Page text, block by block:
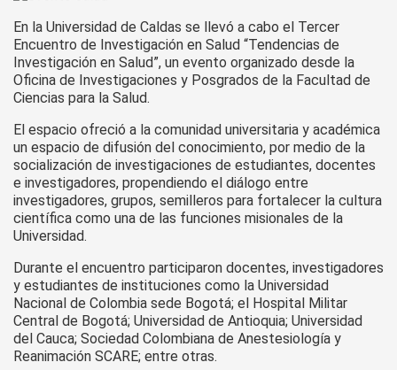
En la Universidad de Caldas se llevó a cabo el Tercer
Encuentro de Investigación en Salud “Tendencias de
Investigación en Salud”, un evento organizado desde la
Oficina de Investigaciones y Posgrados de la Facultad de
Ciencias para la Salud.
El espacio ofreció a la comunidad universitaria y académica
un espacio de difusión del conocimiento, por medio de la
socialización de investigaciones de estudiantes, docentes
e investigadores, propendiendo el diálogo entre
investigadores, grupos, semilleros para fortalecer la cultura
científica como una de las funciones misionales de la
Universidad.
Durante el encuentro participaron docentes, investigadores
y estudiantes de instituciones como la Universidad
Nacional de Colombia sede Bogotá; el Hospital Militar
Central de Bogotá; Universidad de Antioquia; Universidad
del Cauca; Sociedad Colombiana de Anestesiología y
Reanimación SCARE; entre otras.